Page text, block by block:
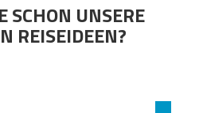
SCHON UNSERE
REISEIDEEN?